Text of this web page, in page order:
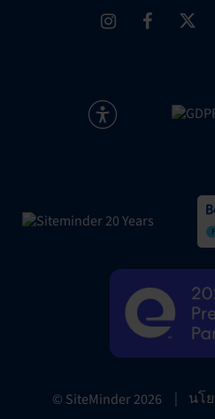
© SiteMinder2026 | นโ